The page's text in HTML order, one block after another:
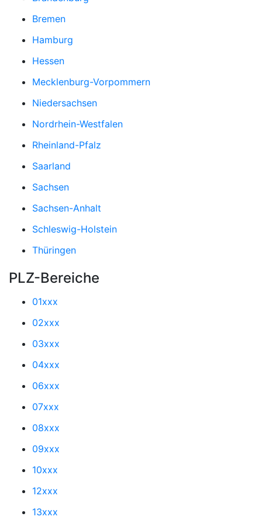
Bremen
Hamburg
Hessen
Mecklenburg-Vorpommern
Niedersachsen
Nordrhein-Westfalen
Rheinland-Pfalz
Saarland
Sachsen
Sachsen-Anhalt
Schleswig-Holstein
Thüringen
PLZ-Bereiche
01xxx
02xxx
03xxx
04xxx
06xxx
07xxx
08xxx
09xxx
10xxx
12xxx
13xxx